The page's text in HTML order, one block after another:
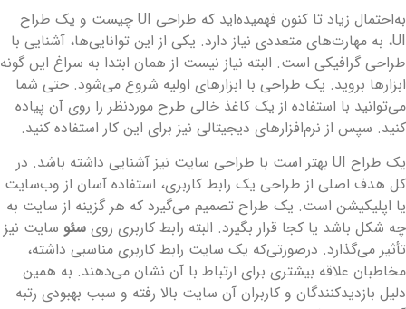
به‌احتمال زیاد تا کنون فهمیده‌اید که طراحی UI چیست و یک طراح
UI، به مهارت‌های متعددی نیاز دارد. یکی از این توانایی‌ها، آشنایی با
طراحی گرافیکی است. البته نیاز نیست از همان ابتدا به سراغ این گونه
ابزارها بروید. یک طراحی با ابزارهای اولیه شروع می‌شود. حتی شما
می‌توانید با استفاده از یک کاغذ خالی طرح موردنظر را روی آن پیاده
کنید. سپس از نرم‌افزارهای دیجیتالی نیز برای این کار استفاده کنید.
یک طراح UI بهتر است با طراحی سایت نیز آشنایی داشته باشد. در
کل هدف اصلی از طراحی یک رابط کاربری، استفاده آسان از وب‌سایت
یا اپلیکیشن است. یک طراح تصمیم می‌گیرد که هر گزینه از سایت به
چه شکل باشد یا کجا قرار بگیرد. البته رابط کاربری روی سئو سایت نیز
تأثیر می‌گذارد. درصورتی‌که یک سایت رابط کاربری مناسبی داشته،
مخاطبان علاقه بیشتری برای ارتباط با آن نشان می‌دهند. به همین
دلیل بازدیدکنندگان و کاربران آن سایت بالا رفته و سبب بهبودی رتبه